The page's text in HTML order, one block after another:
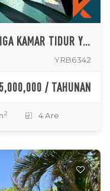
VILLA VILLA HIDUP TERTUTUP TIGA KAMAR TIDUR YANG INDAH DI BATU BOLONG
YRB6342
/ TAHUNAN
2 4 Are